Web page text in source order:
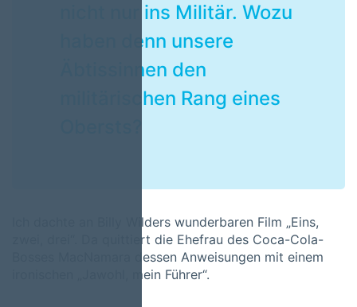
nicht nur ins Militär. Wozu
haben denn unsere
Äbtissinnen den
militärischen Rang eines
Ich dachte an Billy Wilders wunderbaren Film „Eins,
zwei, drei“. Da quittiert die Ehefrau des Coca-Cola-
Bosses MacNamara dessen Anweisungen mit einem
ironischen „Jawohl, mein Führer“.